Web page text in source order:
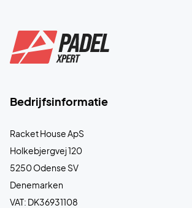
Bedrijfsinformatie
Racket House ApS
Holkebjergvej 120
5250 Odense SV
Denemarken
VAT: DK36931108